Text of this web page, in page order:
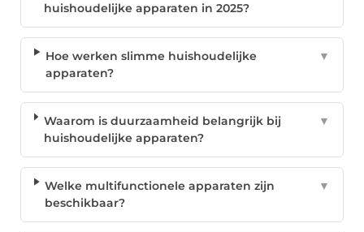
huishoudelijke apparaten in 2025?
Hoe werken slimme huishoudelijke
apparaten?
▼
Waarom is duurzaamheid belangrijk bij
huishoudelijke apparaten?
▼
Welke multifunctionele apparaten zijn
beschikbaar?
▼